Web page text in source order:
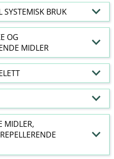
SYSTEMISK BRUK
OG
MIDLER
MIDLER,